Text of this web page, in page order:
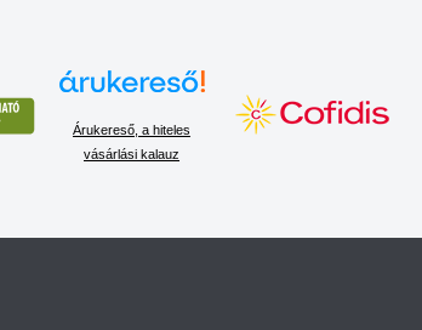
Árukereső, a hiteles
vásárlási kalauz